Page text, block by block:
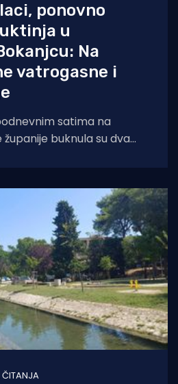
ponovno
u
Na
vatrogasne i
satima na
buknula su dva
ČITANJA